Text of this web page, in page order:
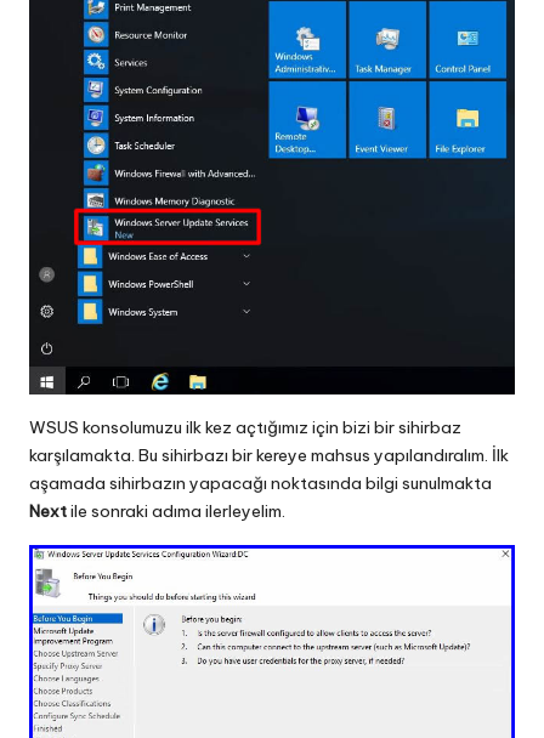
WSUS konsolumuzu ilk kez açtığımız için bizi bir sihirbaz
karşılamakta. Bu sihirbazı bir kereye mahsus yapılandıralım. İlk
aşamada sihirbazın yapacağı noktasında bilgi sunulmakta
Nextile sonraki adıma ilerleyelim.